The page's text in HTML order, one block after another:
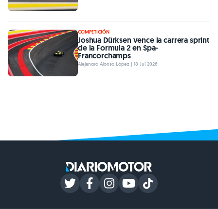
COMPETICIÓN
Joshua Dürksen vence la carrera sprint
de la Formula 2 en Spa-
Francorchamps
Alejandro Alonso López | 18 Jul 2026